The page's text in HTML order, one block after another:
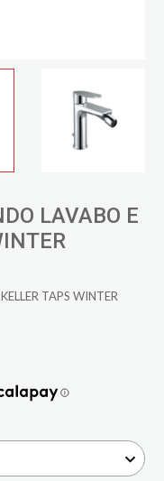
LAVABO E
TAPS WINTER